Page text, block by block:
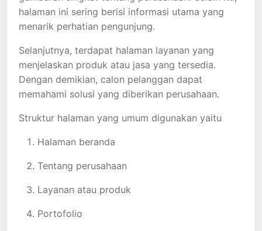
halaman ini sering berisi informasi utama yang
menarik perhatian pengunjung.
Selanjutnya, terdapat halaman layanan yang
menjelaskan produk atau jasa yang tersedia.
Dengan demikian, calon pelanggan dapat
memahami solusi yang diberikan perusahaan.
Struktur halaman yang umum digunakan yaitu
Halaman beranda
Tentang perusahaan
Layanan atau produk
Portofolio